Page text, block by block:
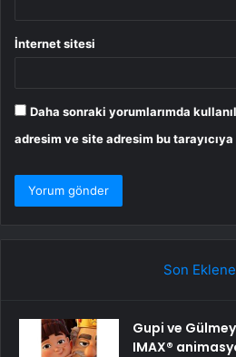
İnternet sitesi
Daha sonraki yorumlarımda
adresim ve site adresim bu
Son
Gupi ve
IMAX®